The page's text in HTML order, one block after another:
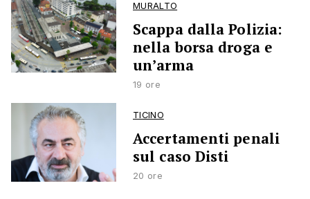
MURALTO
Scappa dalla Polizia:
nella borsa droga e
un’arma
19 ore
TICINO
Accertamenti penali
sul caso Disti
20 ore